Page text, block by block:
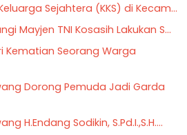
Sejahtera (KKS) di Kecam...
Mayjen TNI Kosasih Lakukan S...
Kematian Seorang Warga
Dorong Pemuda Jadi Garda
H.Endang Sodikin, S.Pd.I.,S.H....